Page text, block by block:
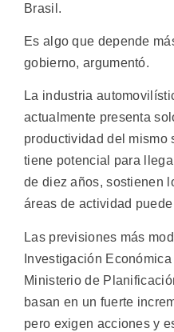
Brasil.
Es algo que depende
gobierno, argumentó.
La industria
actualmente presenta
productividad del mismo
tiene potencial para
de diez años, sostienen
áreas de actividad
Las previsiones más
Investigación
Ministerio de
basan en un fuerte
pero exigen acciones y